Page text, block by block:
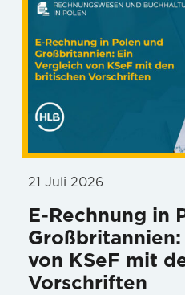
21 Juli 2026
E-Rechnung in
von KSeF mit
Vorschriften